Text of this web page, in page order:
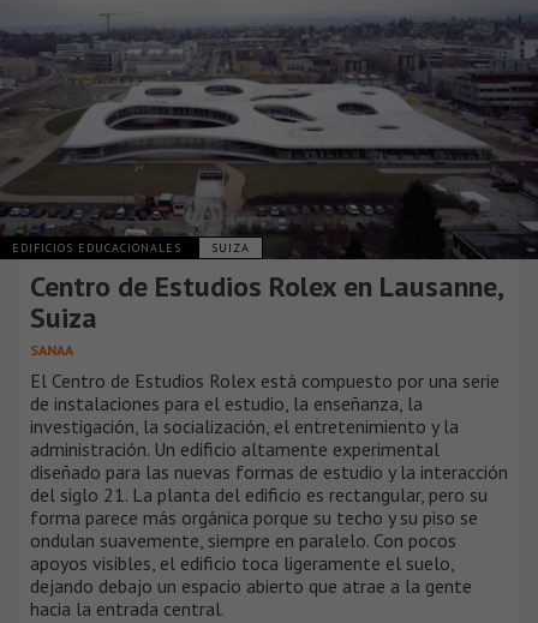
EDIFICIOS EDUCACIONALES SUIZA
Centro de Estudios Rolex en Lausanne,
Suiza
SANAA
El Centro de Estudios Rolex está compuesto por una serie
de instalaciones para el estudio, la enseñanza, la
investigación, la socialización, el entretenimiento y la
administración. Un edificio altamente experimental
diseñado para las nuevas formas de estudio y la interacción
del siglo 21. La planta del edificio es rectangular, pero su
forma parece más orgánica porque su techo y su piso se
ondulan suavemente, siempre en paralelo. Con pocos
apoyos visibles, el edificio toca ligeramente el suelo,
dejando debajo un espacio abierto que atrae a la gente
hacia la entrada central.